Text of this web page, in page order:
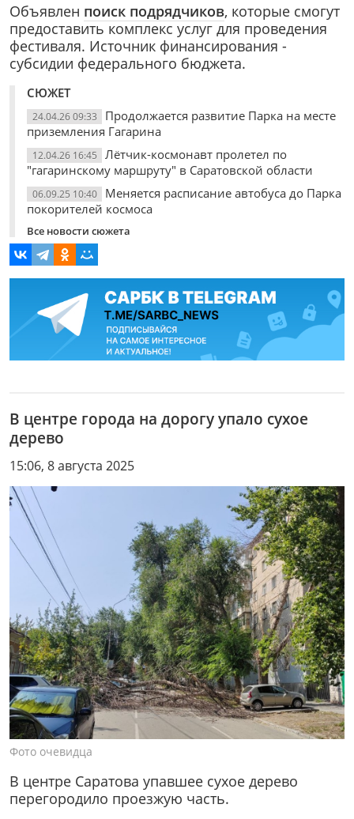
Объявлен поиск подрядчиков, которые смогут
предоставить комплекс услуг для проведения
фестиваля. Источник финансирования -
субсидии федерального бюджета.
СЮЖЕТ
24.04.26 09:33
Продолжается развитие Парка на месте
приземления Гагарина
12.04.26 16:45
Лётчик-космонавт пролетел по
"гагаринскому маршруту" в Саратовской области
06.09.25 10:40
Меняется расписание автобуса до Парка
покорителей космоса
Все новости сюжета
В центре города на дорогу упало сухое
дерево
15:06, 8 августа 2025
Фото очевидца
В центре Саратова упавшее сухое дерево
перегородило проезжую часть.